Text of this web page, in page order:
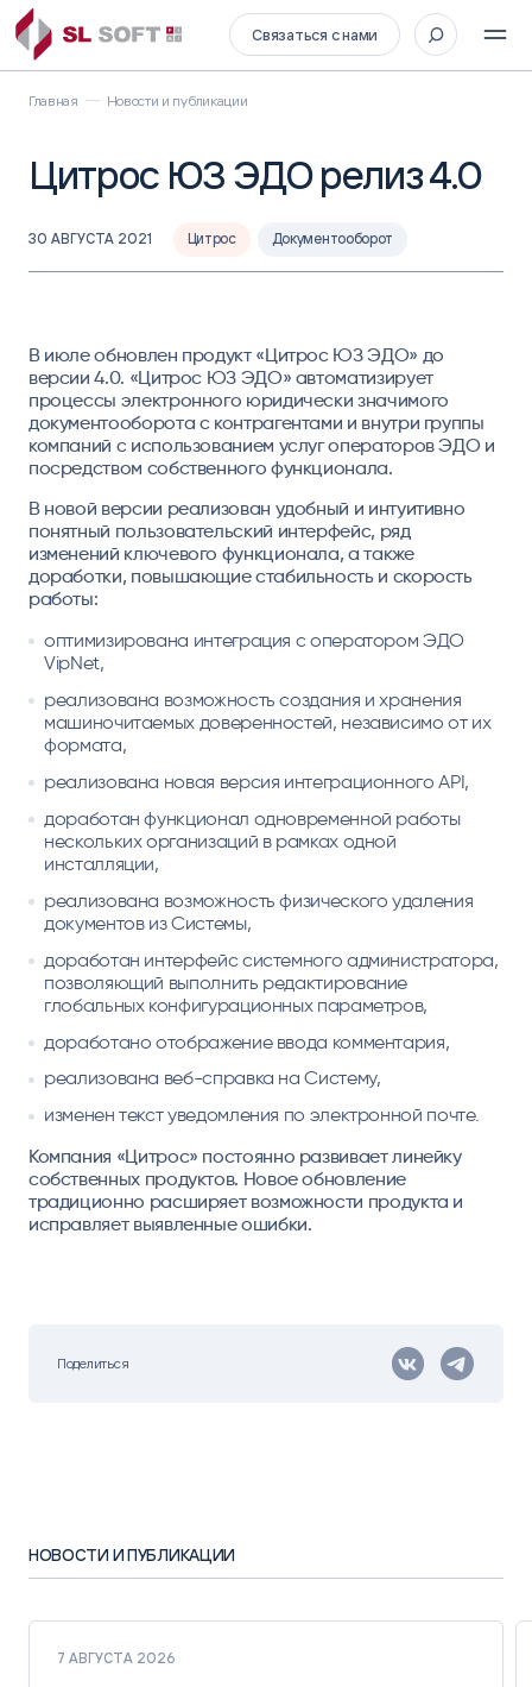
Связаться с нами
Главная Новости и публикации
Цитрос ЮЗ ЭДО релиз 4.0
30 АВГУСТА 2021 Цитрос Документооборот
Поделиться
В июле обновлен продукт «Цитрос ЮЗ ЭДО» до
версии 4.0. «Цитрос ЮЗ ЭДО» автоматизирует
процессы электронного юридически значимого
документооборота с контрагентами и внутри группы
компаний с использованием услуг операторов ЭДО и
посредством собственного функционала.
В новой версии реализован удобный и интуитивно
понятный пользовательский интерфейс, ряд
изменений ключевого функционала, а также
доработки, повышающие стабильность и скорость
работы:
оптимизирована интеграция с оператором ЭДО
VipNet,
реализована возможность создания и хранения
машиночитаемых доверенностей, независимо от их
формата,
реализована новая версия интеграционного API,
доработан функционал одновременной работы
нескольких организаций в рамках одной
инсталляции,
реализована возможность физического удаления
документов из Системы,
доработан интерфейс системного администратора,
позволяющий выполнить редактирование
глобальных конфигурационных параметров,
доработано отображение ввода комментария,
реализована веб-справка на Систему,
изменен текст уведомления по электронной почте.
Компания «Цитрос» постоянно развивает линейку
собственных продуктов. Новое обновление
традиционно расширяет возможности продукта и
исправляет выявленные ошибки.
НОВОСТИ И ПУБЛИКАЦИИ
7 АВГУСТА 2026